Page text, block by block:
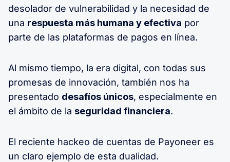
desolador de vulnerabilidad y la necesidad de
una respuesta más humana y efectiva por
parte de las plataformas de pagos en línea.
Al mismo tiempo, la era digital, con todas sus
promesas de innovación, también nos ha
presentado desafíos únicos, especialmente en
el ámbito de la seguridad financiera.
El reciente hackeo de cuentas de Payoneer es
un claro ejemplo de esta dualidad.